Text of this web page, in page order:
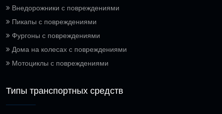
Внедорожники с повреждениями
Пикапы с повреждениями
Фургоны с повреждениями
Дома на колесах с повреждениями
Мотоциклы с повреждениями
Типы транспортных средств